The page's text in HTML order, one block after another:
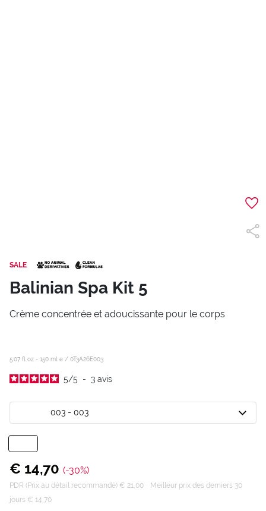
SALE
Balinian Spa Kit 5
Crème concentrée et adoucissante pour le corps
5.07 fl oz - 150 ml e / 0T3A26E003
5/5 - 3 avis
003 - 003
€ 14,70 (-30%)
PDR (Prix au détail recommandé) € 21,00
Meilleur prix des derniers 30
jours € 14,70